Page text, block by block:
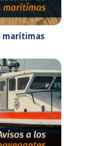
REUNIÓN DEL
DE TRABAJO
DE LA BASE DE
Lugar:
Kong, China
jueves
DE
- DTEC6.
París, Francia.
marítimas